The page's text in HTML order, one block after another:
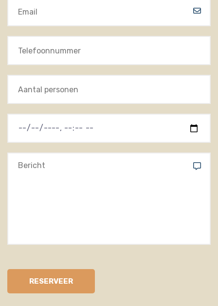
RESERVEER